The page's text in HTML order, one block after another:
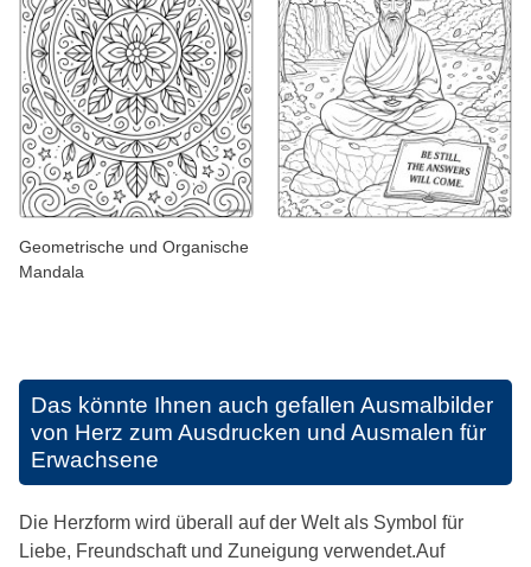
Geometrische und Organische
Mandala
Das könnte Ihnen auch gefallen Ausmalbilder
von Herz zum Ausdrucken und Ausmalen für
Erwachsene
Die Herzform wird überall auf der Welt als Symbol für
Liebe, Freundschaft und Zuneigung verwendet.Auf